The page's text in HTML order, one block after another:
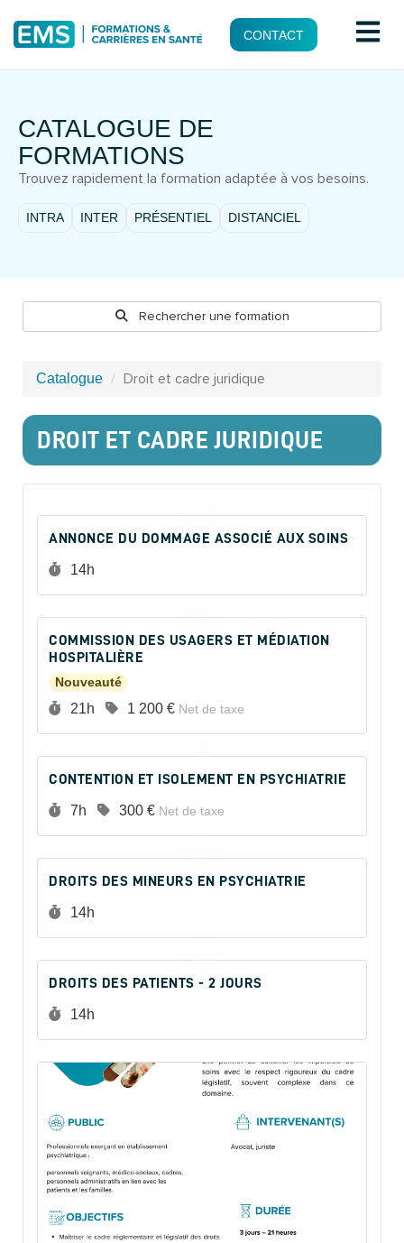
CONTACT
CATALOGUE DE
FORMATIONS
Trouvez rapidement la formation adaptée à vos besoins.
INTRA INTER PRÉSENTIEL DISTANCIEL
Rechercher une formation
Catalogue Droit et cadre juridique
DROIT ET CADRE JURIDIQUE
ANNONCE DU DOMMAGE ASSOCIÉ AUX SOINS
Durée :
14h
COMMISSION DES USAGERS ET MÉDIATION
HOSPITALIÈRE
Nouveauté
Durée :
21h Prix :
1 200 € Net de taxe
CONTENTION ET ISOLEMENT EN PSYCHIATRIE
Durée :
7h Prix :
300 € Net de taxe
DROITS DES MINEURS EN PSYCHIATRIE
Durée :
14h
DROITS DES PATIENTS - 2 JOURS
Durée :
14h